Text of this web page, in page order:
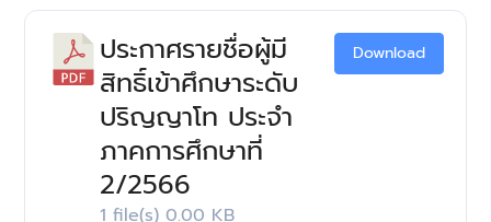
ประกาศรายชื่อผู้มี
สิทธิ์เข้าศึกษาระดับ
ปริญญาโท ประจำ
ภาคการศึกษาที่
2/2566
1 file(s)0.00 KB
Download